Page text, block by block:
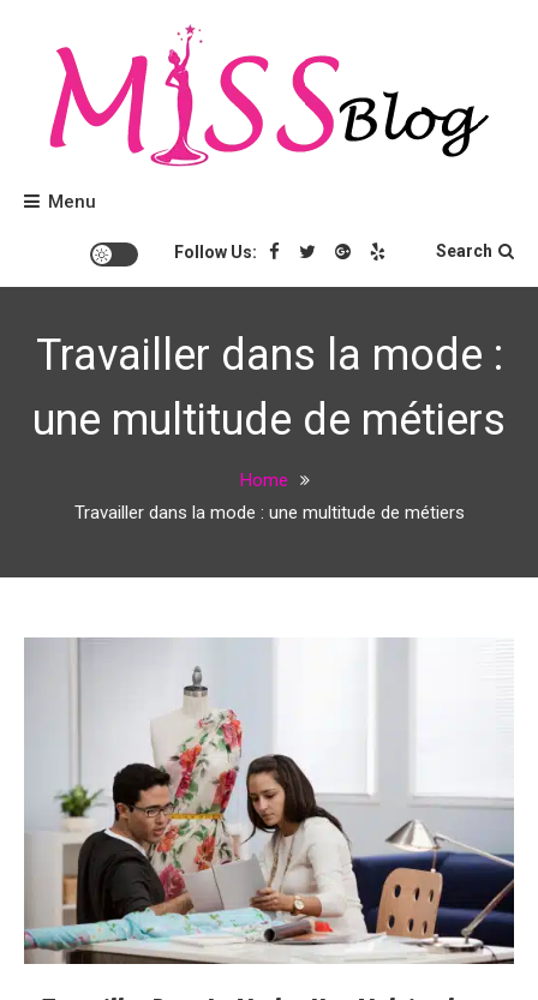
Miss Blog
Menu
Follow Us: Search
Travailler dans la mode :
une multitude de métiers
Home
Travailler dans la mode : une multitude de métiers